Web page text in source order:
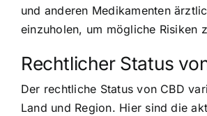
und anderen Medikamenten
einzuholen, um mögliche Risiken
Rechtlicher Status
Der rechtliche Status von CBD
Land und Region. Hier sind die